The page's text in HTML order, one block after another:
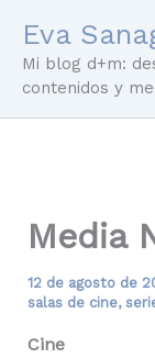
contenido
Eva
Mi blog d+m:
contenidos y
Media
12 de agosto de
salas de cine,
Cine